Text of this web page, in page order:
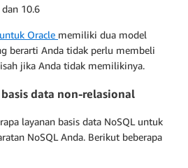
10.6
Oracle memiliki dua model
berarti Anda tidak perlu membeli
jika Anda tidak memilikinya.
data non-relasional
layanan basis data NoSQL untuk
NoSQL Anda. Berikut beberapa